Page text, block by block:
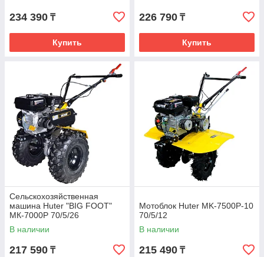
234 390 ₸
Купить
226 790 ₸
Купить
Сельскохозяйственная
машина Huter "BIG FOOT"
МК-7000P 70/5/26
В наличии
217 590 ₸
Мотоблок Huter MK-7500Р-10
70/5/12
В наличии
215 490 ₸